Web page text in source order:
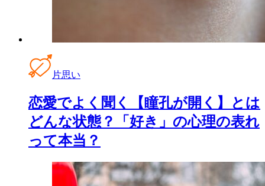
片思い
恋愛でよく聞く【瞳孔が開く】とは
どんな状態？「好き」の心理の表れ
って本当？